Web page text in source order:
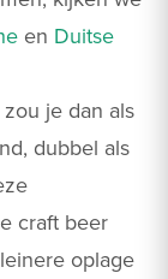
en Duitse
je dan als
dubbel als
craft beer
oplage